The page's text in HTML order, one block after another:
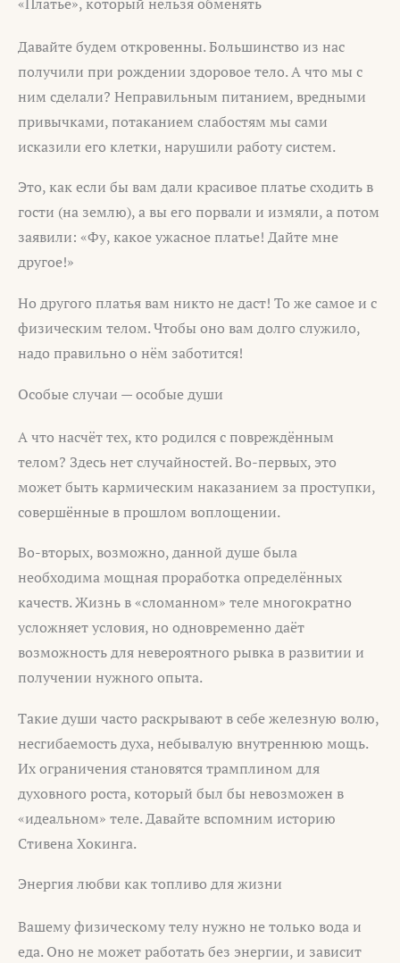
Давайте будем откровенны. Большинство из нас
получили при рождении здоровое тело. А что мы с
ним сделали? Неправильным питанием, вредными
привычками, потаканием слабостям мы сами
исказили его клетки, нарушили работу систем.
Это, как если бы вам дали красивое платье сходить в
гости (на землю), а вы его порвали и измяли, а потом
заявили: «Фу, какое ужасное платье! Дайте мне
другое!»
Но другого платья вам никто не даст! То же самое и с
физическим телом. Чтобы оно вам долго служило,
надо правильно о нём заботится!
Особые случаи — особые души
А что насчёт тех, кто родился с повреждённым
телом? Здесь нет случайностей. Во-первых, это
может быть кармическим наказанием за проступки,
совершённые в прошлом воплощении.
Во-вторых, возможно, данной душе была
необходима мощная проработка определённых
качеств. Жизнь в «сломанном» теле многократно
усложняет условия, но одновременно даёт
возможность для невероятного рывка в развитии и
получении нужного опыта.
Такие души часто раскрывают в себе железную волю,
несгибаемость духа, небывалую внутреннюю мощь.
Их ограничения становятся трамплином для
духовного роста, который был бы невозможен в
«идеальном» теле. Давайте вспомним историю
Стивена Хокинга.
Энергия любви как топливо для жизни
Вашему физическому телу нужно не только вода и
еда. Оно не может работать без энергии, и зависит